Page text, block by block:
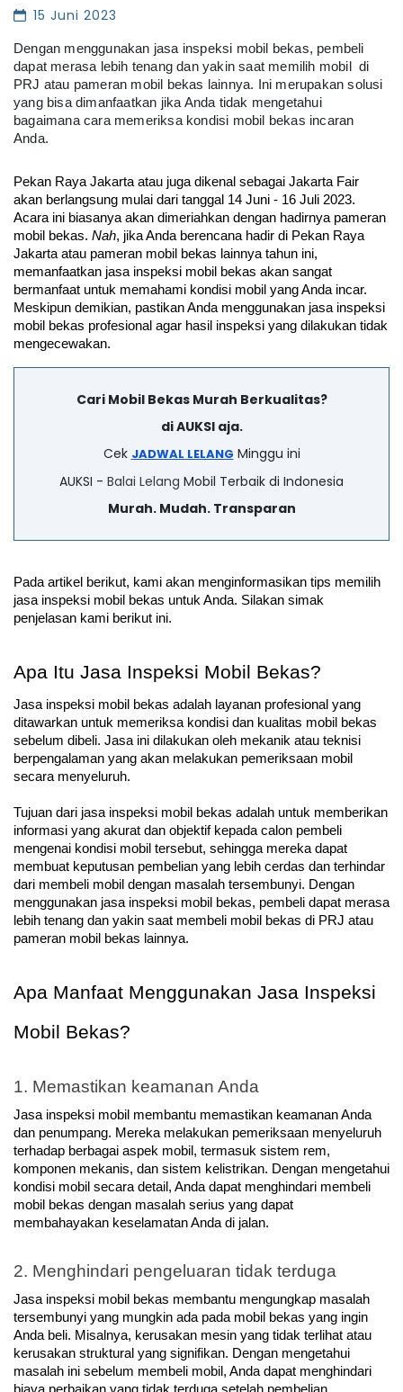
15 Juni 2023
Dengan menggunakan jasa inspeksi mobil bekas, pembeli
dapat merasa lebih tenang dan yakin saat memilih mobil di
PRJ atau pameran mobil bekas lainnya. Ini merupakan solusi
yang bisa dimanfaatkan jika Anda tidak mengetahui
bagaimana cara memeriksa kondisi mobil bekas incaran
Anda.
Pekan Raya Jakarta atau juga dikenal sebagai Jakarta Fair
akan berlangsung mulai dari tanggal 14 Juni - 16 Juli 2023.
Acara ini biasanya akan dimeriahkan dengan hadirnya pameran
mobil bekas. Nah, jika Anda berencana hadir di Pekan Raya
Jakarta atau pameran mobil bekas lainnya tahun ini,
memanfaatkan jasa inspeksi mobil bekas akan sangat
bermanfaat untuk memahami kondisi mobil yang Anda incar.
Meskipun demikian, pastikan Anda menggunakan jasa inspeksi
mobil bekas profesional agar hasil inspeksi yang dilakukan tidak
mengecewakan.
Cari Mobil Bekas Murah Berkualitas?
di AUKSI aja.
Cek JADWAL LELANG Minggu ini
AUKSI - Balai Lelang Mobil Terbaik di Indonesia
Murah. Mudah. Transparan
Pada artikel berikut, kami akan menginformasikan tips memilih
jasa inspeksi mobil bekas untuk Anda. Silakan simak
penjelasan kami berikut ini.
Apa Itu Jasa Inspeksi Mobil Bekas?
Jasa inspeksi mobil bekas adalah layanan profesional yang
ditawarkan untuk memeriksa kondisi dan kualitas mobil bekas
sebelum dibeli. Jasa ini dilakukan oleh mekanik atau teknisi
berpengalaman yang akan melakukan pemeriksaan mobil
secara menyeluruh.
Tujuan dari jasa inspeksi mobil bekas adalah untuk memberikan
informasi yang akurat dan objektif kepada calon pembeli
mengenai kondisi mobil tersebut, sehingga mereka dapat
membuat keputusan pembelian yang lebih cerdas dan terhindar
dari membeli mobil dengan masalah tersembunyi. Dengan
menggunakan jasa inspeksi mobil bekas, pembeli dapat merasa
lebih tenang dan yakin saat membeli mobil bekas di PRJ atau
pameran mobil bekas lainnya.
Apa Manfaat Menggunakan Jasa Inspeksi
Mobil Bekas?
1. Memastikan keamanan Anda
Jasa inspeksi mobil membantu memastikan keamanan Anda
dan penumpang. Mereka melakukan pemeriksaan menyeluruh
terhadap berbagai aspek mobil, termasuk sistem rem,
komponen mekanis, dan sistem kelistrikan. Dengan mengetahui
kondisi mobil secara detail, Anda dapat menghindari membeli
mobil bekas dengan masalah serius yang dapat
membahayakan keselamatan Anda di jalan.
2. Menghindari pengeluaran tidak terduga
Jasa inspeksi mobil bekas membantu mengungkap masalah
tersembunyi yang mungkin ada pada mobil bekas yang ingin
Anda beli. Misalnya, kerusakan mesin yang tidak terlihat atau
kerusakan struktural yang signifikan. Dengan mengetahui
masalah ini sebelum membeli mobil, Anda dapat menghindari